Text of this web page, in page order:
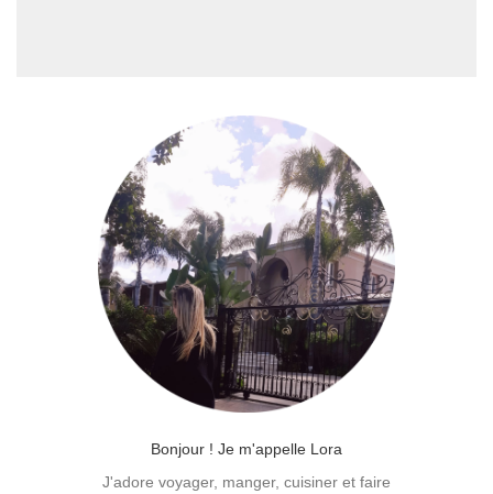
Bonjour ! Je m'appelle Lora
J'adore voyager, manger, cuisiner et faire